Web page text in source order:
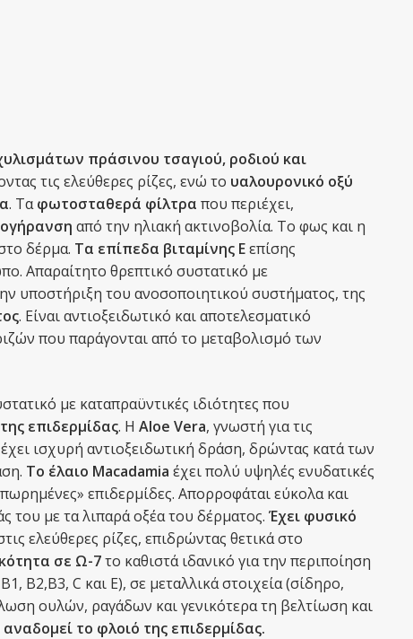
πράσινου τσαγιού, ροδιού και
τις ελεύθερες ρίζες, ενώ το υαλουρονικό οξύ
. Ταφωτοσταθερά φίλτρα που περιέχει,
από την ηλιακή ακτινοβολία. Το φως και η
δέρμα. Τα επίπεδα βιταμίνης Εεπίσης
Απαραίτητο θρεπτικό συστατικό με
υποστήριξη του ανοσοποιητικού συστήματος, της
. Είναι αντιοξειδωτικό και αποτελεσματικό
που παράγονται από το μεταβολισμό των
με καταπραϋντικές ιδιότητες που
επιδερμίδας. Η Aloe Vera, γνωστή για τις
ισχυρή αντιοξειδωτική δράση, δρώντας κατά των
Το έλαιο Macadamia έχει πολύ υψηλές ενυδατικές
επιδερμίδες. Απορροφάται εύκολα και
του με τα λιπαρά οξέα του δέρματος. Έχει φυσικό
ελεύθερες ρίζες, επιδρώντας θετικά στο
σε Ω-7το καθιστά ιδανικό για την περιποίηση
Β2,B3, C και Ε), σε μεταλλικά στοιχεία (σίδηρο,
ουλών, ραγάδων και γενικότερα τη βελτίωση και
αναδομεί το φλοιό της επιδερμίδας.